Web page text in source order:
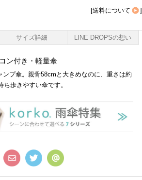
[送料について ]
サイズ詳細 LINE DROPSの想い
ン付き・軽量傘
ンプ傘。親骨58cmと大きめなのに、重さは約
歩きやすい傘です。